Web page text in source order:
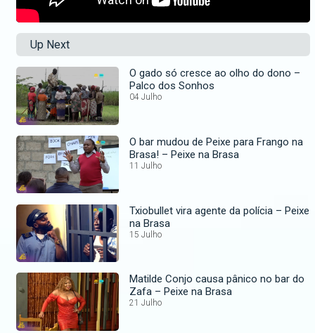
Up Next
O gado só cresce ao olho do dono –
Palco dos Sonhos
04 Julho
O bar mudou de Peixe para Frango na
Brasa! – Peixe na Brasa
11 Julho
Txiobullet vira agente da polícia – Peixe
na Brasa
15 Julho
Matilde Conjo causa pânico no bar do
Zafa – Peixe na Brasa
21 Julho